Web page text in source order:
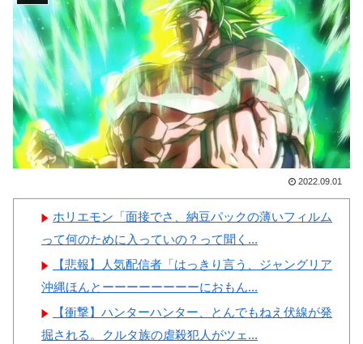
てしまう…
磁気嵐、地球由来のイオンが
主導…JAXAの衛星「あらせ」
が観測！
舌を絡ませて、唾液交換して
── ちゅっちゅしながらの濃厚
エッ画像♪
ーワンだ」 熊本地震直後の日
本の対応のスピードに世界が衝
【画像】顔100点、体30点の
女ｗｗｗ
応】
韓国人「この夏、韓国人が東
京へ行くしかない理由がこち
ら…」→「快適そうでめちゃく
ちゃ羨ましい…（ﾌﾞﾙﾌﾞﾙ」＝
韓国の反応
韓国人「韓国に10年間の出場
権剥奪や過去ワールドカップ、
オリンピック予選の記録削除を
要求するFIFA公式制裁を海外メ
ディアが報道！」
韓国人「韓国人の日本への好
感度が最高記録を達成した理
由」
韓国人「韓国サッカー協会の
2022.09.01
ホリエモン「面接でさ、納豆パックの薄いフィルム
って何のために入っていの？って聞く...
【悲報】人気配信者「はっきり言う、ジャングリア
沖縄ほんとーーーーーーーーにおもん...
【衝撃】ハンターハンター、とんでもねえ伏線が発
掘される。クルタ族の虐殺犯人がツェ...